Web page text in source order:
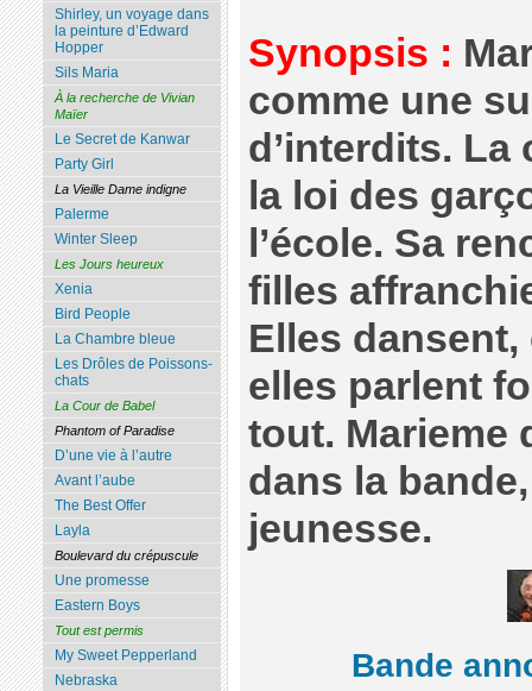
Synopsis :
comme une
d’interdits. La
la loi des
l’école. Sa
filles
Elles
elles parlent
tout. Marieme
dans la
jeunesse.
Bande
Shirley, un voyage dans
la peinture d’Edward
Hopper
Sils Maria
À la recherche de Vivian
Maïer
Le Secret de Kanwar
Party Girl
La Vieille Dame indigne
Palerme
Winter Sleep
Les Jours heureux
Xenia
Bird People
La Chambre bleue
Les Drôles de Poissons-
chats
La Cour de Babel
Phantom of Paradise
D’une vie à l’autre
Avant l’aube
The Best Offer
Layla
Boulevard du crépuscule
Une promesse
Eastern Boys
Tout est permis
My Sweet Pepperland
Nebraska